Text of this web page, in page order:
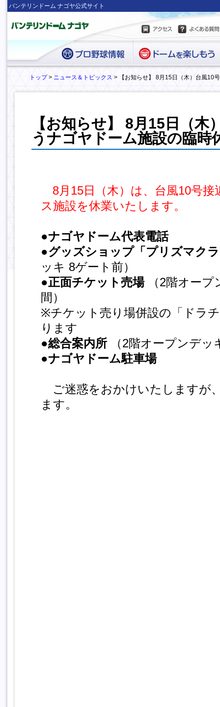
バンテリンドーム ナゴヤ公式サイト
トップ> ニュース＆トピックス > 【お知らせ】 8月15日（木）台風10
【お知らせ】 8月15日（木
うナゴヤドーム施設の臨時
8月15日（木）は、台風10号
ス施設を休業いたします。
●ナゴヤドーム代表電話
●グッズショップ「プリズマク
ッキ 8ゲート前）
●正面チケット売場（2階オープ
間）
※チケット売り場併設の「ドラ
ります
●総合案内所 （2階オープンデッ
●ナゴヤドーム駐車場
ご迷惑をおかけいたしますが
ます。